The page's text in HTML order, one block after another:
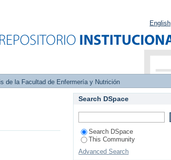
English
de la Facultad de Enfermería y Nutrición
Search DSpace
Search DSpace
This Community
Advanced Search